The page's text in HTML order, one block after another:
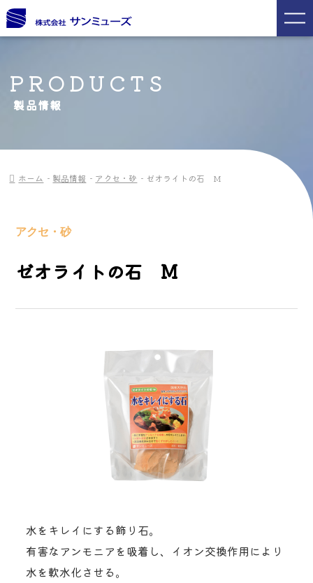
PRODUCTS
製品情報
ホーム 製品情報 アクセ・砂 ゼオライトの石 M
アクセ・砂
ゼオライトの石 M
水をキレイにする飾り石。
有害なアンモニアを吸着し、イオン交換作用により
水を軟水化させる。